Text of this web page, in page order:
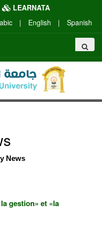
LEARNATA
| English | Spanish
News
gestion» et «la